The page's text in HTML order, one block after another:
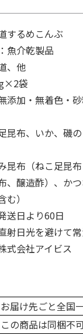
するめこんぶ
魚介乾製品
、他
袋
添加・無着色・
昆布、いか、磯
昆布（ねこ足昆
、醸造酢）、か
）
送日より60日
射日光を避けて
式会社アイビ
お届け先ごと全国
この商品は同梱不可